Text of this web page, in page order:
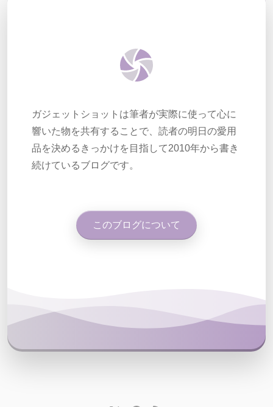
ガジェットショットは筆者が実際に使って心に
響いた物を共有することで、読者の明日の愛用
品を決めるきっかけを目指して2010年から書き
続けているブログです。
このブログについて